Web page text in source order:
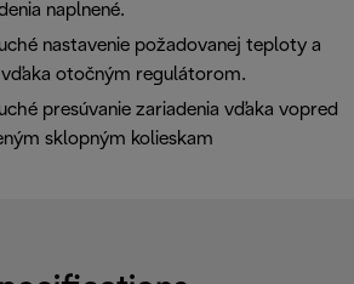
naplnené.
nastavenie požadovanej teploty a
otočným regulátorom.
presúvanie zariadenia vďaka vopred
sklopným kolieskam